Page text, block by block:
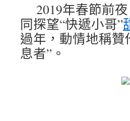
2019年春節前
同探望“快遞小哥”
過年，動情地稱
息者”。